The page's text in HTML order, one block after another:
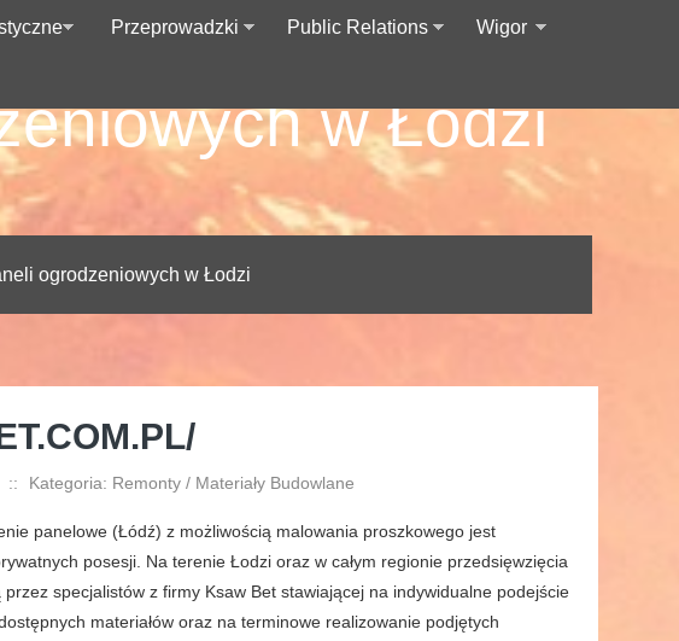
Przeprowadzki Public Relations Wigor
w Łodzi
ogrodzeniowych w Łodzi
:: Kategoria: Remonty / Materiały Budowlane
panelowe (Łódź) z możliwością malowania proszkowego jest
posesji. Na terenie Łodzi oraz w całym regionie przedsięwzięcia
specjalistów z firmy Ksaw Bet stawiającej na indywidualne podejście
materiałów oraz na terminowe realizowanie podjętych